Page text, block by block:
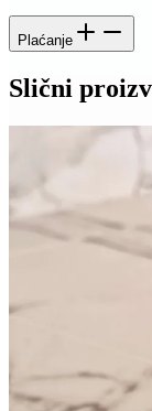
Plaćanje
Slični